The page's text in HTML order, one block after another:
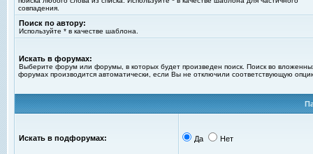
совпадения.
Поиск по автору:
Используйте * в качестве шаблона.
Искать в форумах:
Выберите форум или форумы, в которых будет произведен поиск. Поиск во
форумах производится автоматически, если Вы не отключили соответствующую
Искать в подфорумах: Да Нет